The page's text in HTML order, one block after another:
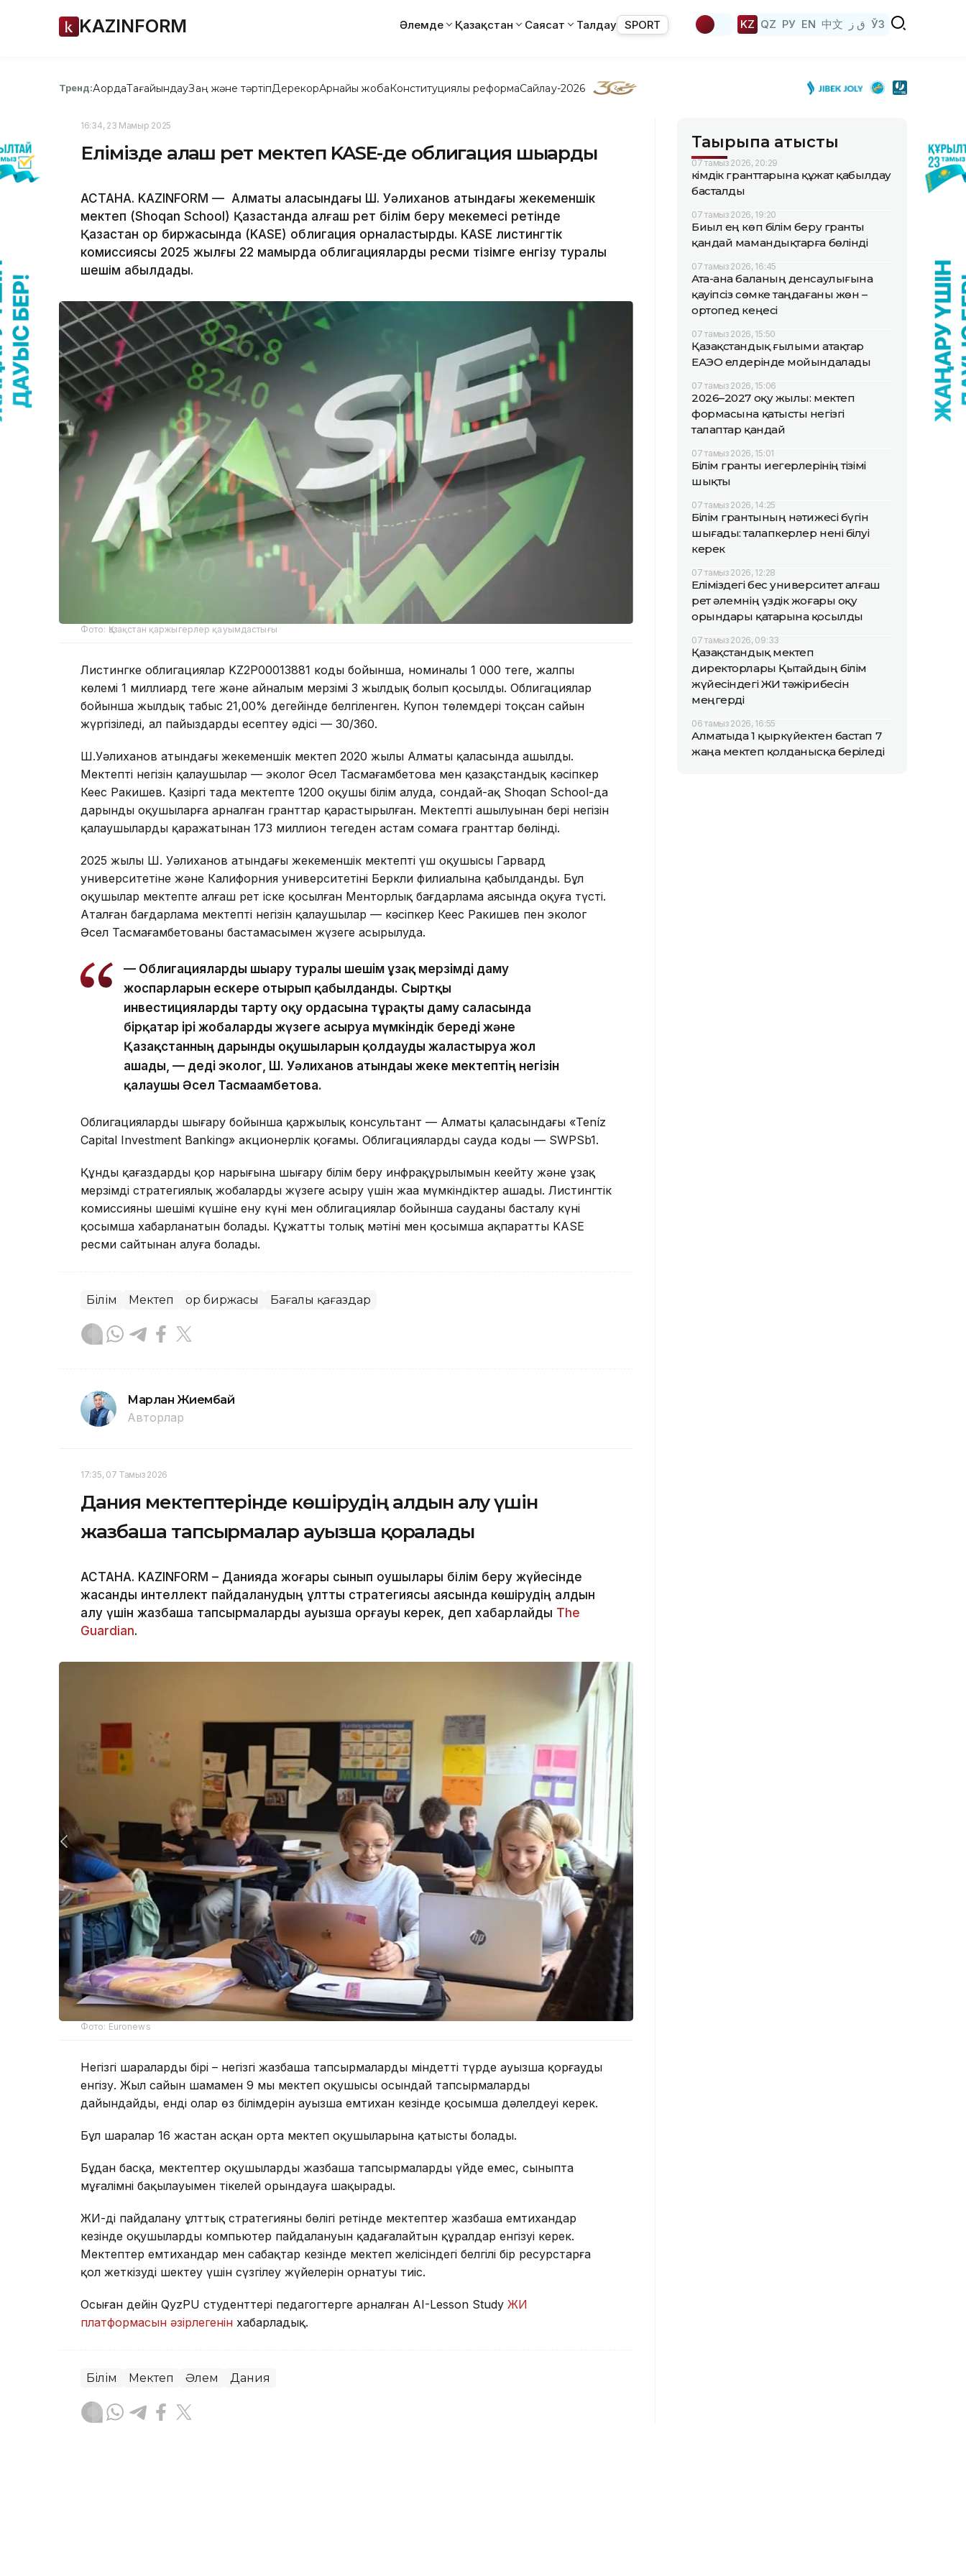
KAZINFORM Әлемде Қазақстан Саясат Талдау SPORT KZ QZ РУ EN 中文 ق ز ЎЗ
Тренд:АқордаТағайындауЗаң және тәртіпДерекқорАрнайы жобаКонституциялық реформаСайлау-2026
16:34, 23 Мамыр 2025
Елімізде алғаш рет мектеп KASE-де облигация шығарды
АСТАНА. KAZINFORM — Алматы қаласындағы Ш. Уәлиханов атындағы жекеменшік
мектеп (Shoqan School) Қазақстанда алғаш рет білім беру мекемесі ретінде
Қазақстан қор биржасында (KASE) облигация орналастырды. KASE листингтік
комиссиясы 2025 жылғы 22 мамырда облигацияларды ресми тізімге енгізу туралы
шешім қабылдады.
Фото: Қазақстан қаржыгерлер қауымдастығы
Листингке облигациялар KZ2P00013881 коды бойынша, номиналы 1 000 теңге, жалпы
көлемі 1 миллиард теңге және айналым мерзімі 3 жылдық болып қосылды. Облигациялар
бойынша жылдық табыс 21,00% деңгейінде белгіленген. Купон төлемдері тоқсан сайын
жүргізіледі, ал пайыздарды есептеу әдісі — 30/360.
Ш.Уәлиханов атындағы жекеменшік мектеп 2020 жылы Алматы қаласында ашылды.
Мектептің негізін қалаушылар — эколог Әсел Тасмағамбетова мен қазақстандық кәсіпкер
Кеңес Ракишев. Қазіргі таңда мектепте 1200 оқушы білім алуда, сондай-ақ Shoqan School-да
дарынды оқушыларға арналған гранттар қарастырылған. Мектептің ашылуынан бері негізін
қалаушылардың қаражатынан 173 миллион теңгеден астам сомаға гранттар бөлінді.
2025 жылы Ш. Уәлиханов атындағы жекеменшік мектептің үш оқушысы Гарвард
университетіне және Калифорния университетінің Беркли филиалына қабылданды. Бұл
оқушылар мектепте алғаш рет іске қосылған Менторлық бағдарлама аясында оқуға түсті.
Аталған бағдарлама мектептің негізін қалаушылар — кәсіпкер Кеңес Ракишев пен эколог
Әсел Тасмағамбетованың бастамасымен жүзеге асырылуда.
— Облигацияларды шығару туралы шешім ұзақ мерзімді даму
жоспарларын ескере отырып қабылданды. Сыртқы
инвестицияларды тарту оқу ордасына тұрақты даму саласында
бірқатар ірі жобаларды жүзеге асыруға мүмкіндік береді және
Қазақстанның дарынды оқушыларын қолдауды жалғастыруға жол
ашады, — деді эколог, Ш. Уәлиханов атындағы жеке мектептің негізін
қалаушы Әсел Тасмағамбетова.
Облигацияларды шығару бойынша қаржылық консультант — Алматы қаласындағы «Teníz
Capital Investment Banking» акционерлік қоғамы. Облигациялардың сауда коды — SWPSb1.
Құнды қағаздарды қор нарығына шығару білім беру инфрақұрылымын кеңейту және ұзақ
мерзімді стратегиялық жобаларды жүзеге асыру үшін жаңа мүмкіндіктер ашады. Листингтік
комиссияның шешімі күшіне ену күні мен облигациялар бойынша сауданың басталу күні
қосымша хабарланатын болады. Құжаттың толық мәтіні мен қосымша ақпаратты KASE
ресми сайтынан алуға болады.
Білім Мектеп Қор биржасы Бағалы қағаздар
Марлан Жиембай
Авторлар
17:35, 07 Тамыз 2026
Дания мектептерінде көшірудің алдын алу үшін
жазбаша тапсырмалар ауызша қорғалады
АСТАНА. KAZINFORM – Данияда жоғары сынып оқушылары білім беру жүйесінде
жасанды интеллект пайдаланудың ұлттық стратегиясы аясында көшірудің алдын
алу үшін жазбаша тапсырмаларды ауызша қорғауы керек, деп хабарлайды The
Guardian.
Фото: Euronews
Негізгі шаралардың бірі – негізгі жазбаша тапсырмаларды міндетті түрде ауызша қорғауды
енгізу. Жыл сайын шамамен 9 мың мектеп оқушысы осындай тапсырмаларды
дайындайды, енді олар өз білімдерін ауызша емтихан кезінде қосымша дәлелдеуі керек.
Бұл шаралар 16 жастан асқан орта мектеп оқушыларына қатысты болады.
Бұдан басқа, мектептер оқушыларды жазбаша тапсырмаларды үйде емес, сыныпта
мұғалімнің бақылауымен тікелей орындауға шақырады.
ЖИ-ді пайдалану ұлттық стратегияның бөлігі ретінде мектептер жазбаша емтихандар
кезінде оқушылардың компьютер пайдалануын қадағалайтын құралдар енгізуі керек.
Мектептер емтихандар мен сабақтар кезінде мектеп желісіндегі белгілі бір ресурстарға
қол жеткізуді шектеу үшін сүзгілеу жүйелерін орнатуы тиіс.
Осыған дейін QyzPU студенттері педагогтерге арналған AI-Lesson Study ЖИ
платформасын әзірлегенін хабарладық.
Білім Мектеп Әлем Дания
Тақырыпқа қатысты
07 тамыз 2026, 20:29
Әкімдік гранттарына құжат қабылдау
басталды
07 тамыз 2026, 19:20
Биыл ең көп білім беру гранты
қандай мамандықтарға бөлінді
07 тамыз 2026, 16:45
Ата-ана баланың денсаулығына
қауіпсіз сөмке таңдағаны жөн –
ортопед кеңесі
07 тамыз 2026, 15:50
Қазақстандық ғылыми атақтар
ЕАЭО елдерінде мойындалады
07 тамыз 2026, 15:06
2026–2027 оқу жылы: мектеп
формасына қатысты негізгі
талаптар қандай
07 тамыз 2026, 15:01
Білім гранты иегерлерінің тізімі
шықты
07 тамыз 2026, 14:25
Білім грантының нәтижесі бүгін
шығады: талапкерлер нені білуі
керек
07 тамыз 2026, 12:28
Еліміздегі бес университет алғаш
рет әлемнің үздік жоғары оқу
орындары қатарына қосылды
07 тамыз 2026, 09:33
Қазақстандық мектеп
директорлары Қытайдың білім
жүйесіндегі ЖИ тәжірибесін
меңгерді
06 тамыз 2026, 16:55
Алматыда 1 қыркүйектен бастап 7
жаңа мектеп қолданысқа беріледі